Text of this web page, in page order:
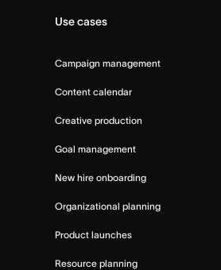
Use cases
Campaign management
Content calendar
Creative production
Goal management
New hire onboarding
Organizational planning
Product launches
Resource planning